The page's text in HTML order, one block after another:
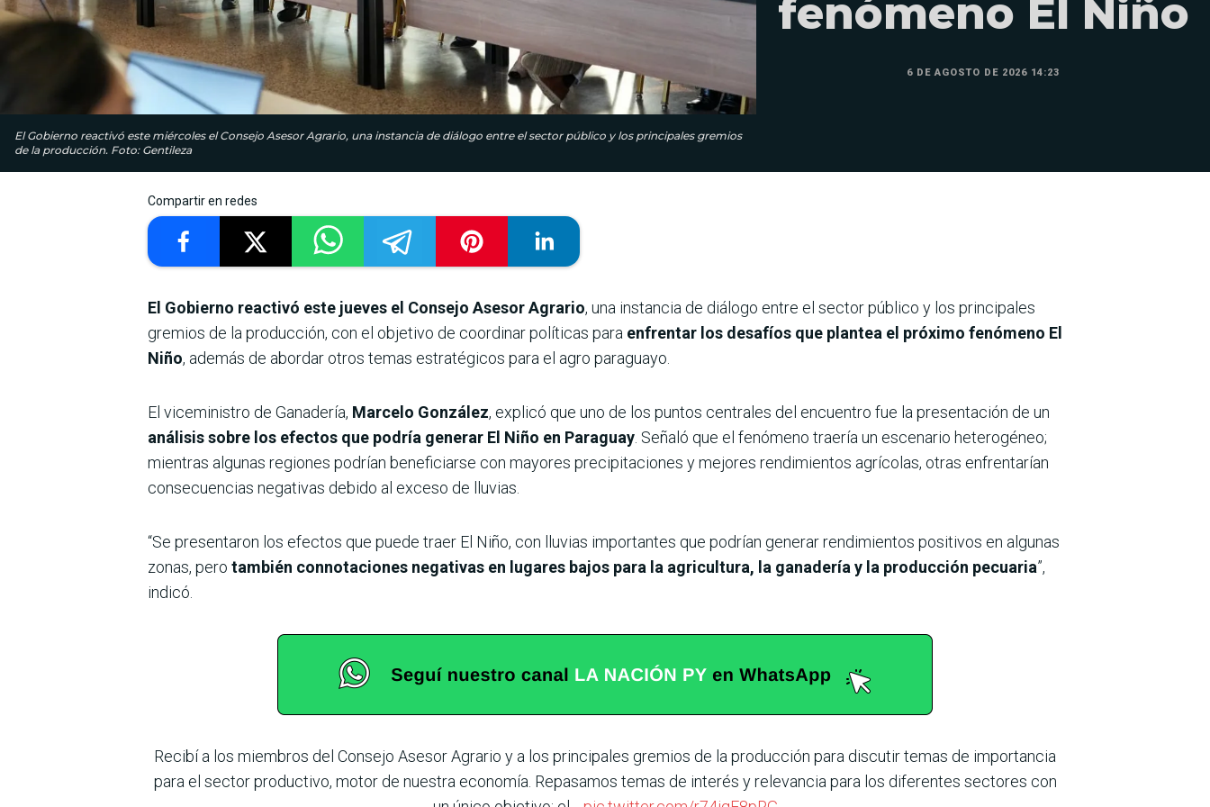
El Gobierno reactivó este miércoles el Consejo Asesor Agrario, una instancia de diálogo entre el sector público y los principales gremios
de la producción. Foto: Gentileza
fenómeno El Niño
6 DE AGOSTO DE 2026 14:23
Compartir en redes
El Gobierno reactivó este jueves el Consejo Asesor Agrario, una instancia de diálogo entre el sector público y los principales
gremios de la producción, con el objetivo de coordinar políticas para enfrentar los desafíos que plantea el próximo fenómeno El
Niño, además de abordar otros temas estratégicos para el agro paraguayo.
El viceministro de Ganadería, Marcelo González, explicó que uno de los puntos centrales del encuentro fue la presentación de un
análisis sobre los efectos que podría generar El Niño en Paraguay . Señaló que el fenómeno traería un escenario heterogéneo;
mientras algunas regiones podrían beneficiarse con mayores precipitaciones y mejores rendimientos agrícolas, otras enfrentarían
consecuencias negativas debido al exceso de lluvias.
“Se presentaron los efectos que puede traer El Niño, con lluvias importantes que podrían generar rendimientos positivos en algunas
zonas, pero también connotaciones negativas en lugares bajos para la agricultura, la ganadería y la producción pecuaria”,
indicó.
Recibí a los miembros del Consejo Asesor Agrario y a los principales gremios de la producción para discutir temas de importancia
para el sector productivo, motor de nuestra economía. Repasamos temas de interés y relevancia para los diferentes sectores con